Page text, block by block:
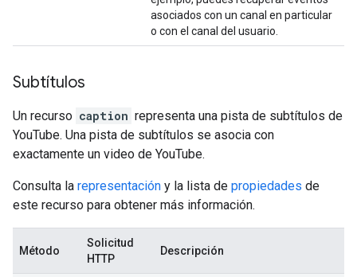
asociados con un canal en particular
o con el canal del usuario.
Subtítulos
Un recurso caption representa una pista de subtítulos de
YouTube. Una pista de subtítulos se asocia con
exactamente un video de YouTube.
Consulta la representación y la lista de propiedades de
este recurso para obtener más información.
Método
Solicitud
HTTP
Descripción